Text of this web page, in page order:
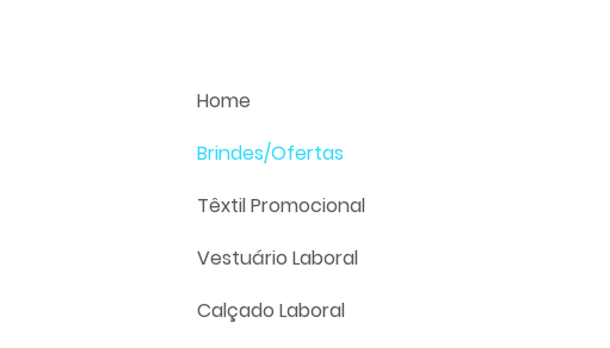
Home
Brindes/Ofertas
Têxtil Promocional
Vestuário Laboral
Calçado Laboral